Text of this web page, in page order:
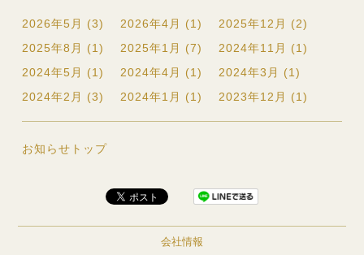
2026年5月 (3) 2026年4月 (1)
2025年12月 (2)
2025年8月 (1)
2025年1月 (7)
2024年11月 (1)
2024年5月 (1)
2024年4月 (1)
2024年3月 (1)
2024年2月 (3)
2024年1月 (1) 2023年12月 (1)
お知らせトップ
会社情報